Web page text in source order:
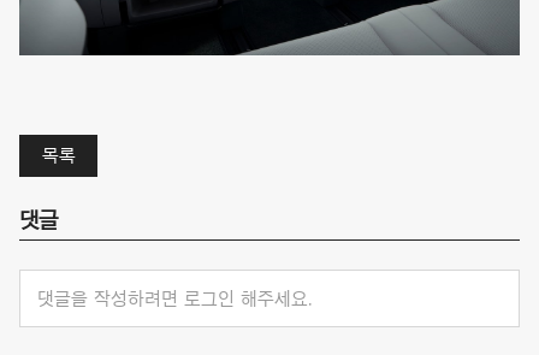
목록
댓글
댓글을 작성하려면 로그인 해주세요.